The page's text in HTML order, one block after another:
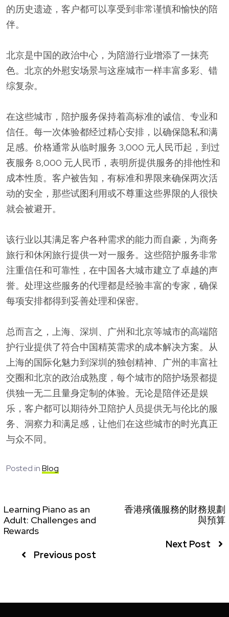
的历史遗迹，客户都可以享受到非常谨慎和愉快的陪
伴。
北京是中国的政治中心，为陪游行业增添了一抹亮
色。北京的外慰安场景与这座城市一样丰富多彩、错
综复杂。
在这些城市，陪护服务保持着高标准的诚信、专业和
信任。每一次体验都经过精心安排，以确保隐私和满
足感。价格通常从临时服务 3,000 元人民币起，到过
夜服务 8,000 元人民币，表明所提供服务的排他性和
成本性质。客户被告知，有标准和界限来确保两次活
动的安全，那些试图利用或不尊重这些界限的人很快
就会被避开。
该行业以其满足客户各种需求的能力而自豪，为商务
旅行和休闲旅行提供一对一服务。这些陪护服务非常
注重信任和可靠性，在中国各大城市建立了卓越的声
誉。处理这些服务的代理都是经验丰富的专家，确保
每项安排都得到妥善处理和保密。
总而言之，上海、深圳、广州和北京等城市的高端陪
护行业提供了符合中国精英需求的成本解决方案。从
上海的国际化魅力到深圳的独创精神、广州的丰富社
交圈和北京的政治成熟度，每个城市的陪护场景都提
供独一无二且量身定制的体验。无论是陪伴还是娱
乐，客户都可以期待外卫陪护人员提供无与伦比的服
务、洞察力和满足感，让他们在这些城市的时光真正
与众不同。
Posted inBlog
Learning Piano as an
Adult: Challenges and
Rewards
Previous post
香港殯儀服務的財務規劃
與預算
Next Post